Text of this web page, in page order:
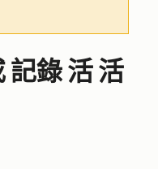
記錄 活 活